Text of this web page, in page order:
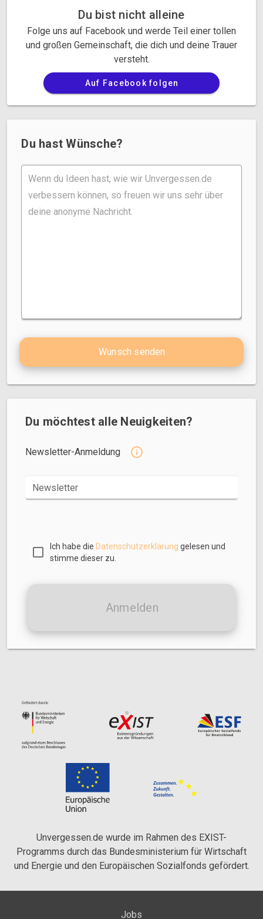
Du bist nicht alleine
Folge uns auf Facebook und werde Teil einer tollen
und großen Gemeinschaft, die dich und deine Trauer
versteht.
Auf Facebook folgen
Du hast Wünsche?
Wunsch senden
Du möchtest alle Neuigkeiten?
Newsletter-Anmeldung
Newsletter
Ich habe die Datenschutzerklärung gelesen und
stimme dieser zu.
Anmelden
Unvergessen.de wurde im Rahmen des EXIST-
Programms durch das Bundesministerium für Wirtschaft
und Energie und den Europäischen Sozialfonds gefördert.
Jobs